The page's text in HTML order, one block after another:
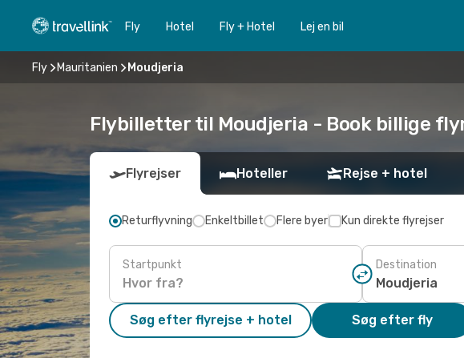
Fly Hotel Fly + Hotel Lej en bil
Fly Mauritanien Moudjeria
Flybilletter til Moudjeria - Book billige
Flyrejser Hoteller Rejse + hotel
Returflyvning Enkeltbillet Flere byer Kun direkte flyrejser
Startpunkt Destination
Søg efter flyrejse + hotel Søg efter fly